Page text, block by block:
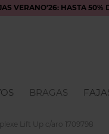
VERANO'26: HASTA 50%
BRAGAS
Lift Up c/aro 1709798